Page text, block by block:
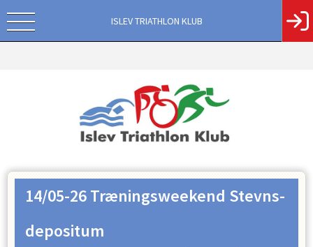
ISLEV TRIATHLON KLUB
14/05-26 Træningsweekend Stevns-
depositum